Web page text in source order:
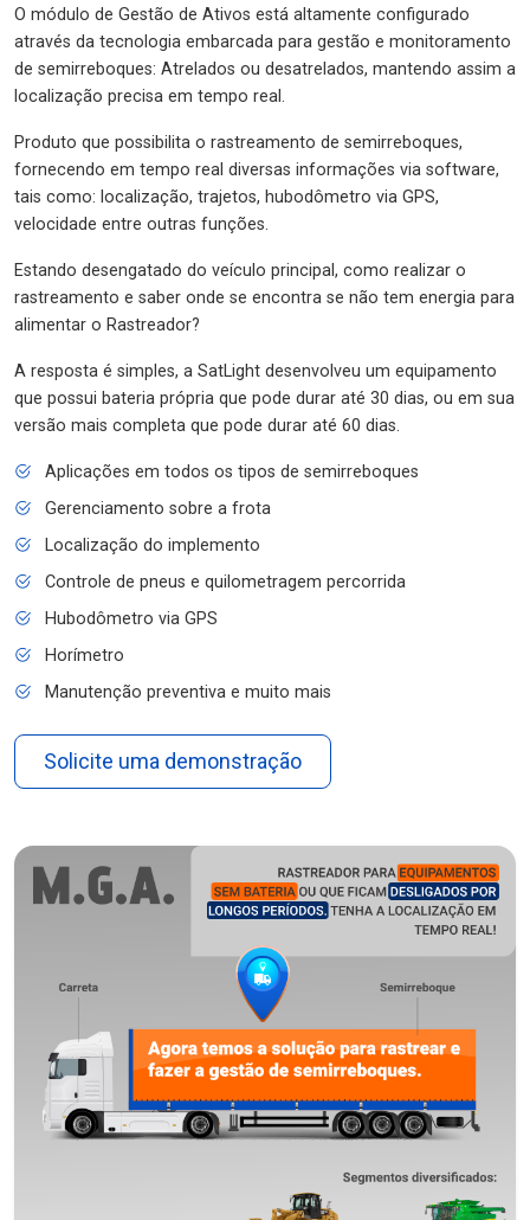
O módulo de Gestão de Ativos está altamente configurado
através da tecnologia embarcada para gestão e monitoramento
de semirreboques: Atrelados ou desatrelados, mantendo assim a
localização precisa em tempo real.
Produto que possibilita o rastreamento de semirreboques,
fornecendo em tempo real diversas informações via software,
tais como: localização, trajetos, hubodômetro via GPS,
velocidade entre outras funções.
Estando desengatado do veículo principal, como realizar o
rastreamento e saber onde se encontra se não tem energia para
alimentar o Rastreador?
A resposta é simples, a SatLight desenvolveu um equipamento
que possui bateria própria que pode durar até 30 dias, ou em sua
versão mais completa que pode durar até 60 dias.
Aplicações em todos os tipos de semirreboques
Gerenciamento sobre a frota
Localização do implemento
Controle de pneus e quilometragem percorrida
Hubodômetro via GPS
Horímetro
Manutenção preventiva e muito mais
Solicite uma demonstração